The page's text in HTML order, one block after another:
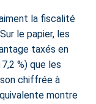
la fiscalité
le papier, les
taxés en
%) que les
chiffrée à
montre